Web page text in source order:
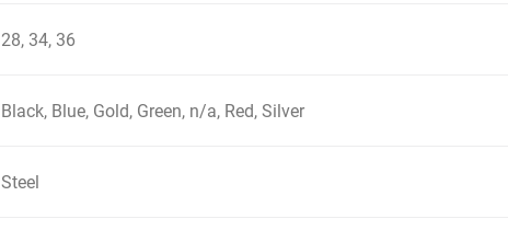
28, 34, 36
Black, Blue, Gold, Green, n/a, Red, Silver
Steel